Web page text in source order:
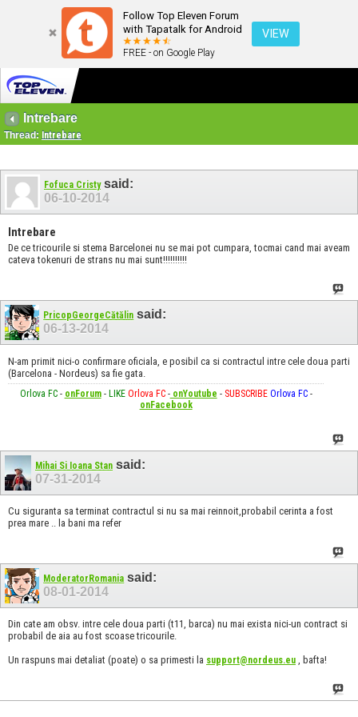
Follow Top Eleven Forum
with Tapatalk for Android
FREE - on Google Play
VIEW
Intrebare
Thread: Intrebare
Fofuca Cristysaid:
06-10-2014
Intrebare
De ce tricourile si stema Barcelonei nu se mai pot cumpara, tocmai cand mai aveam
cateva tokenuri de strans nu mai sunt!!!!!!!!!!
PricopGeorgeCătălin said:
06-13-2014
N-am primit nici-o confirmare oficiala, e posibil ca si contractul intre cele doua parti
(Barcelona - Nordeus) sa fie gata.
Orlova FC- onForum- LIKE Orlova FC-onYoutube - SUBSCRIBE Orlova FC-
onFacebook
Mihai Si Ioana Stan said:
07-31-2014
Cu siguranta sa terminat contractul si nu sa mai reinnoit,probabil cerinta a fost
prea mare .. la bani ma refer
ModeratorRomania said:
08-01-2014
Din cate am obsv. intre cele doua parti (t11, barca) nu mai exista nici-un contract si
probabil de aia au fost scoase tricourile.
Un raspuns mai detaliat (poate) o sa primesti la support@nordeus.eu , bafta!